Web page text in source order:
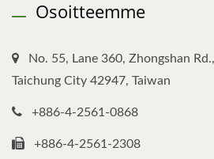
Osoitteemme
No. 55, Lane 360, Zhongshan
Taichung City 42947, Taiwan
+886-4-2561-0868
+886-4-2561-2308